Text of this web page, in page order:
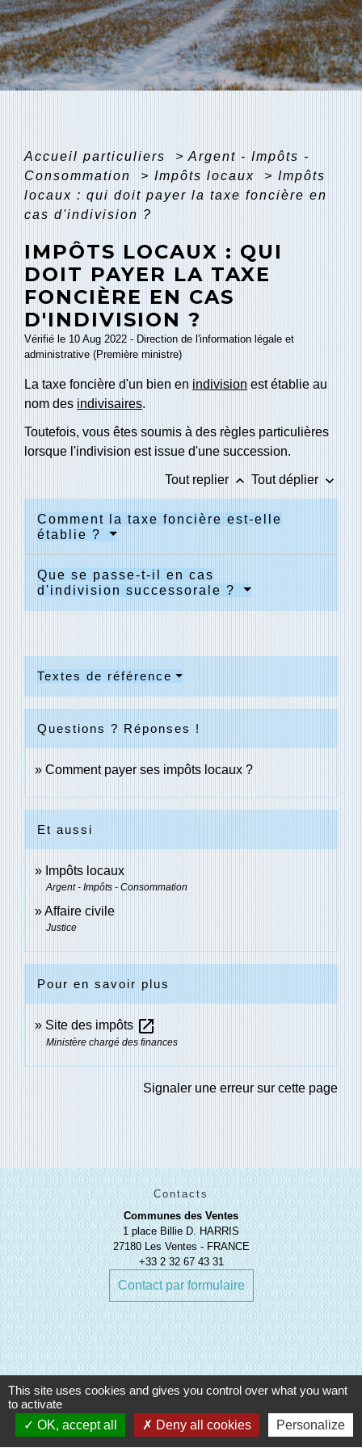
Accueil particuliers > Argent - Impôts -
Consommation
> Impôts locaux > Impôts
locaux : qui doit payer la taxe foncière en
cas d'indivision ?
IMPÔTS LOCAUX : QUI
DOIT PAYER LA TAXE
FONCIÈRE EN CAS
D'INDIVISION ?
Vérifié le 10 Aug 2022 - Direction de l'information légale et
administrative (Première ministre)
La taxe foncière d'un bien en indivision est établie au
nom des indivisaires.
Toutefois, vous êtes soumis à des règles particulières
lorsque l'indivision est issue d'une succession.
Tout replier keyboard_arrow_up Tout déplier keyboard_arrow_down
Comment la taxe foncière est-elle
établie ?
Que se passe-t-il en cas
d'indivision successorale ?
Textes de référence
Questions ? Réponses !
Comment payer ses impôts locaux ?
Et aussi
Impôts locaux
Argent - Impôts - Consommation
Affaire civile
Justice
Pour en savoir plus
Site des impôts open_in_new
Ministère chargé des finances
Signaler une erreur sur cette page
Contacts
Communes des Ventes
1 place Billie D. HARRIS
27180 Les Ventes - FRANCE
+33 2 32 67 43 31
Contact par formulaire
Liens
This site uses cookies and gives you control over what you want
to activate
OK, accept all
Deny all cookies Personalize